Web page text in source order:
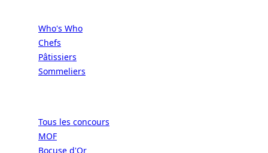
Who's Who
Chefs
Pâtissiers
Sommeliers
Tous les concours
MOF
Bocuse d'Or